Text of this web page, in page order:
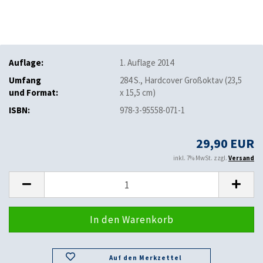
Auflage:
1. Auflage 2014
Umfang
und Format:
284 S., Hardcover Großoktav (23,5
x 15,5 cm)
ISBN:
978-3-95558-071-1
29,90 EUR
inkl. 7% MwSt. zzgl. Versand
Auf den Merkzettel